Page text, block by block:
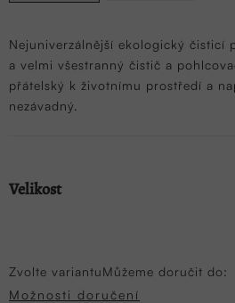
Nejuniverzálnější ekologický čisticí
a velmi všestranný čistič a
přátelský k životnímu prostředí a
nezávadný.
Velikost
Zvolte variantuMůžeme doručit do:
Možnosti doručení